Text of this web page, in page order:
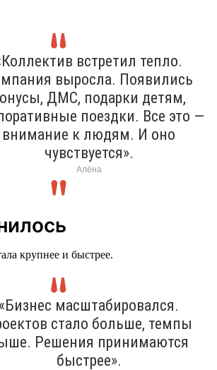
встретил тепло.
выросла. Появились
ДМС, подарки детям,
поездки. Все это —
внимание к людям. И оно
чувствуется».
Алёна
крупнее и быстрее.
«Бизнес масштабировался.
стало больше, темпы
Решения принимаются
быстрее».